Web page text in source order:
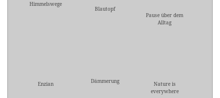
Himmelswege
Blautopf
Pause über dem
Alltag
Enzian Dämmerung
Nature is
everywhere